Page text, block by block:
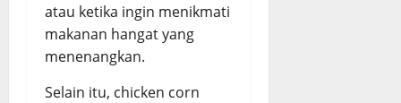
atau ketika ingin menikmati
makanan hangat yang
menenangkan.
Selain itu, chicken corn